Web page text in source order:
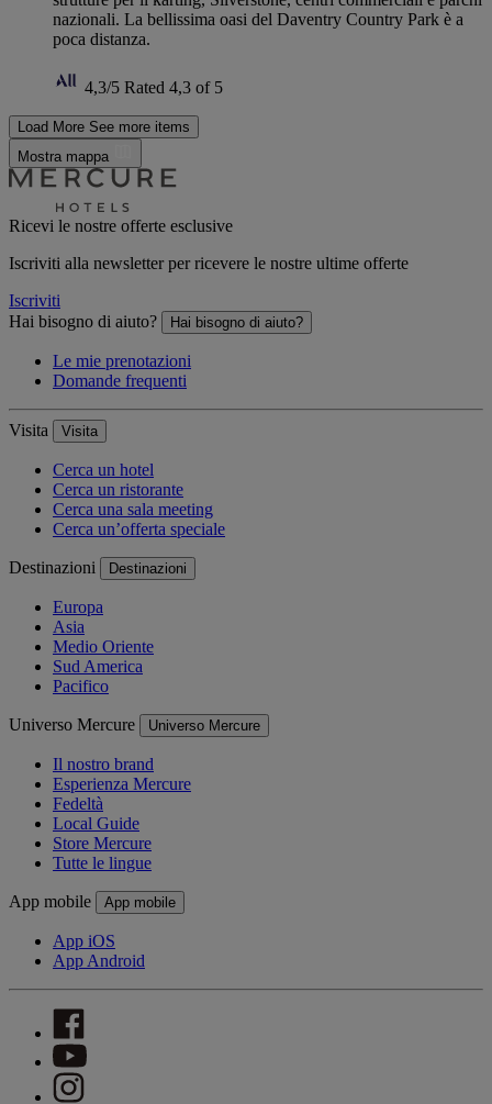
nazionali. La bellissima oasi del Daventry Country Park è a
poca distanza.
4,3/5 Rated 4,3 of 5
Load More See more items
Mostra mappa
Ricevi le nostre offerte esclusive
Iscriviti alla newsletter per ricevere le nostre ultime offerte
Iscriviti
Hai bisogno di aiuto?
Hai bisogno di aiuto?
Le mie prenotazioni
Domande frequenti
Visita Visita
Cerca un hotel
Cerca un ristorante
Cerca una sala meeting
Cerca un’offerta speciale
Destinazioni Destinazioni
Europa
Asia
Medio Oriente
Sud America
Pacifico
Universo Mercure Universo Mercure
Il nostro brand
Esperienza Mercure
Fedeltà
Local Guide
Store Mercure
Tutte le lingue
App mobile App mobile
App iOS
App Android